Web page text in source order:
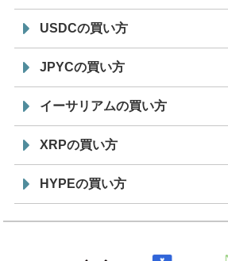
USDCの買い方
JPYCの買い方
イーサリアムの買い方
XRPの買い方
HYPEの買い方